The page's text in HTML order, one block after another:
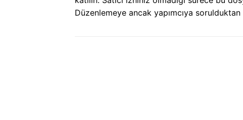
Düzenlemeye ancak yapımcıya